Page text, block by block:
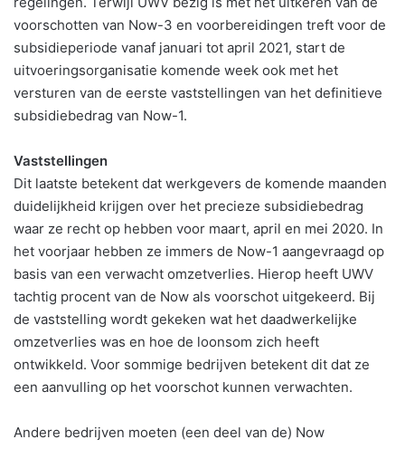
voorschotten van Now-3 en voorbereidingen treft voor de
subsidieperiode vanaf januari tot april 2021, start de
uitvoeringsorganisatie komende week ook met het
versturen van de eerste vaststellingen van het definitieve
subsidiebedrag van Now-1.
Vaststellingen
Dit laatste betekent dat werkgevers de komende maanden
duidelijkheid krijgen over het precieze subsidiebedrag
waar ze recht op hebben voor maart, april en mei 2020. In
het voorjaar hebben ze immers de Now-1 aangevraagd op
basis van een verwacht omzetverlies. Hierop heeft UWV
tachtig procent van de Now als voorschot uitgekeerd. Bij
de vaststelling wordt gekeken wat het daadwerkelijke
omzetverlies was en hoe de loonsom zich heeft
ontwikkeld. Voor sommige bedrijven betekent dit dat ze
een aanvulling op het voorschot kunnen verwachten.
Andere bedrijven moeten (een deel van de) Now